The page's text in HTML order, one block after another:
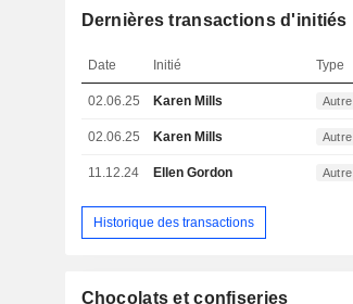
Dernières transactions d'initiés
Date Initié Type
02.06.25 Karen Mills Autre
02.06.25 Karen Mills Autre
11.12.24 Ellen Gordon Autre
Historique des transactions
Chocolats et confiseries